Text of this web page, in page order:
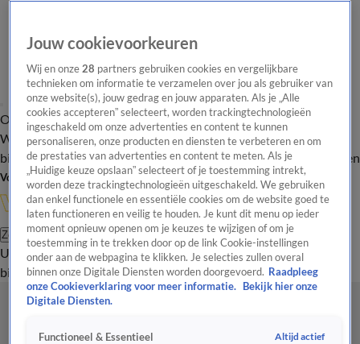
Overzicht Onze programma's Uitzendingen Onze gezichten
In de
WandelgangenInterviewsUitzending
bijwonenPodcastShopVeelgestelde vragenKijkersvraag insturen
Volg Vandaag Inside
Zoeken
UitzendingenVandaag InsideDe OranjezomerShopUitzending
bijwonen
Jouw cookievoorkeuren
Wij en onze28 partners gebruiken cookies en vergelijkbare
technieken om informatie te verzamelen over jou als gebruiker van
onze website(s), jouw gedrag en jouw apparaten. Als je „Alle
cookies accepteren” selecteert, worden trackingtechnologieën
ingeschakeld om onze advertenties en content te kunnen
personaliseren, onze producten en diensten te verbeteren en om
de prestaties van advertenties en content te meten. Als je
„Huidige keuze opslaan” selecteert of je toestemming intrekt,
worden deze trackingtechnologieën uitgeschakeld. We gebruiken
dan enkel functionele en essentiële cookies om de website goed te
laten functioneren en veilig te houden. Je kunt dit menu op ieder
moment opnieuw openen om je keuzes te wijzigen of om je
toestemming in te trekken door op de link Cookie-instellingen
onder aan de webpagina te klikken. Je selecties zullen overal
binnen onze Digitale Diensten worden doorgevoerd. Raadpleeg
onze Cookieverklaring voor meer informatie.
Bekijk hier onze
Digitale Diensten.
Functioneel & Essentieel Altijd actief